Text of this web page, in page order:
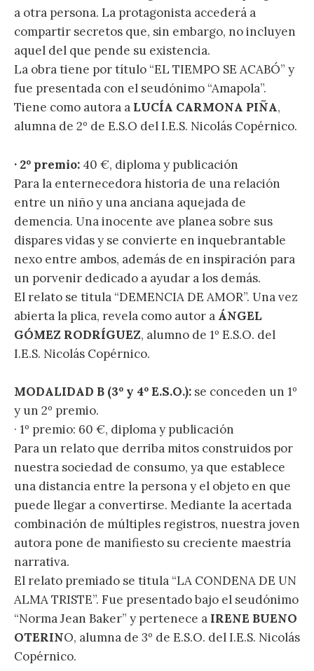
a otra persona. La protagonista accederá a
compartir secretos que, sin embargo, no incluyen
aquel del que pende su existencia.
La obra tiene por título “EL TIEMPO SE ACABÓ” y
fue presentada con el seudónimo “Amapola”.
Tiene como autora a LUCÍA CARMONA PIÑA,
alumna de 2º de E.S.O del I.E.S. Nicolás Copérnico.
· 2º premio: 40 €, diploma y publicación
Para la enternecedora historia de una relación
entre un niño y una anciana aquejada de
demencia. Una inocente ave planea sobre sus
dispares vidas y se convierte en inquebrantable
nexo entre ambos, además de en inspiración para
un porvenir dedicado a ayudar a los demás.
El relato se titula “DEMENCIA DE AMOR”. Una vez
abierta la plica, revela como autor a ÁNGEL
GÓMEZ RODRÍGUEZ, alumno de 1º E.S.O. del
I.E.S. Nicolás Copérnico.
MODALIDAD B (3º y 4º E.S.O.): se conceden un 1º
y un 2º premio.
· 1º premio: 60 €, diploma y publicación
Para un relato que derriba mitos construidos por
nuestra sociedad de consumo, ya que establece
una distancia entre la persona y el objeto en que
puede llegar a convertirse. Mediante la acertada
combinación de múltiples registros, nuestra joven
autora pone de manifiesto su creciente maestría
narrativa.
El relato premiado se titula “LA CONDENA DE UN
ALMA TRISTE”. Fue presentado bajo el seudónimo
“Norma Jean Baker” y pertenece a IRENE BUENO
OTERINO, alumna de 3º de E.S.O. del I.E.S. Nicolás
Copérnico.